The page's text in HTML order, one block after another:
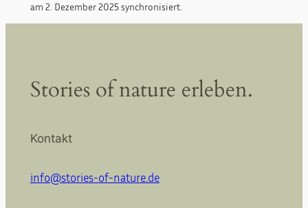
am 2. Dezember 2025 synchronisiert.
Stories of nature erleben.
Kontakt
info@stories-of-nature.de